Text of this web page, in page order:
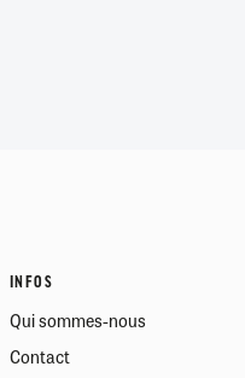
INFOS
Qui sommes-nous
Contact